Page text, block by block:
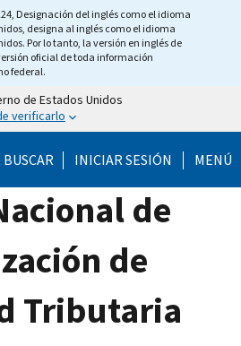
Designación del inglés como el idioma
designa al inglés como el idioma
Por lo tanto, la versión en inglés de
oficial de toda información
federal.
de Estados Unidos
verificarlo
BUSCAR INICIAR SESIÓN MENÚ
de
de
Tributaria